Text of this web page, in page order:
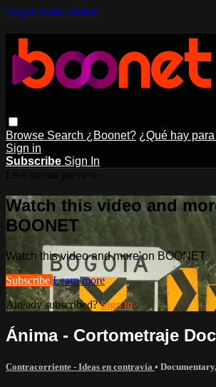
Skip to main content
Browse Search ¿Boonet? ¿Qué hay
Sign in
Subscribe Sign In
Watch this video and
BOONET
Watch this video and more on BOONET
Subscribe Learn more
Already subscribed?Sign in
Ánima - Cortometraje
Contracorriente - Ideas en contravía • Documentary,